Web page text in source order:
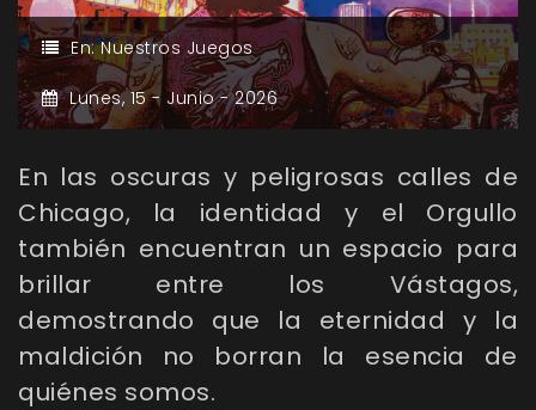
En:Nuestros Juegos
Lunes,15 - Junio -2026
En las oscuras y peligrosas calles de
Chicago, la identidad y el Orgullo
también encuentran un espacio para
brillar entre los Vástagos,
demostrando que la eternidad y la
maldición no borran la esencia de
quiénes somos.